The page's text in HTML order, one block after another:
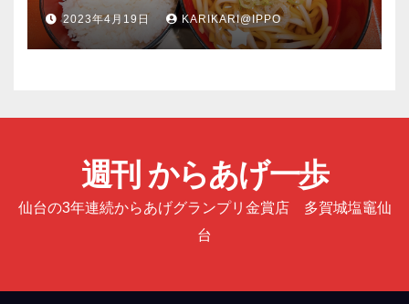
2023年4月19日 KARIKARI@IPPO
週刊 からあげ一歩
仙台の3年連続からあげグランプリ金賞店 多賀城塩竈仙
台